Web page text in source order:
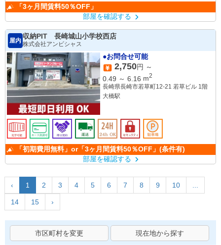
「3ヶ月間賃料50％OFF」
部屋を確認する
屋内
収納PIT 長崎城山小学校西店
株式会社アンビシャス
●お問合せ可能
2,750円 ～
0.49 ～ 6.16 m2
長崎県長崎市若草町12-21 若草ビル 1階
大橋駅
「初期費用無料」or「3ヶ月間賃料50％OFF」(条件有)
部屋を確認する
‹ 1 2 3 4 5 6 7 8 9 10
14 15 ›
市区町村を変更 現在地から探す